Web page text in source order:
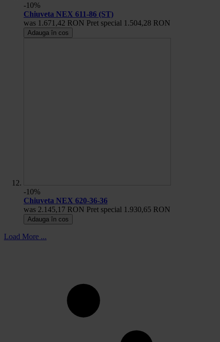
-10%
Chiuveta NEX 611-86 (ST)
was 1.671,42 RON Pret special 1.504,28 RON
Adauga în cos
-10%
Chiuveta NEX 620-36-36
was 2.145,17 RON Pret special 1.930,65 RON
Adauga în cos
Load More ...